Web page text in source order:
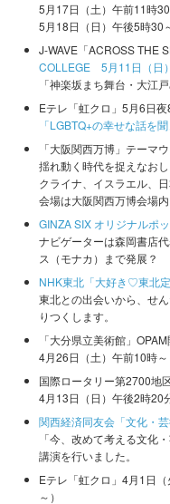
5月17日（土）午前11時
5月18日（日）午後5時30
J-WAVE「ACROSS THE
COLLEGE 5月11日（日）
「神楽坂まち舞台・大江
Eテレ「虹クロ」5月6日
「LGBTQ+の幸せな話を聞
「大阪関西万博」テーマ
揺れ動く時代を捉えなお
クライナ、イスラエル、
会場は大阪関西万博会場
GINZA SIX オリジナルポ
ナビゲーターは森岡書店
ス（モナカ）まで発展？
NHK東北「大好き♡東北
東北との出会いから、せ
りつくします。
「大分県立美術館」
4月26日（土）午前10時～
国際ロータリー第2700地
4月13日（日）午後2時20
関西経済同友会「文化・
「今、改めて考える文化
講演を行いました。
Eテレ「虹クロ」4月1日
～）